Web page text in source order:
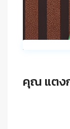
คุณ แตง